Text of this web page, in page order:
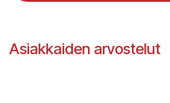
Asiakkaiden arvostelut